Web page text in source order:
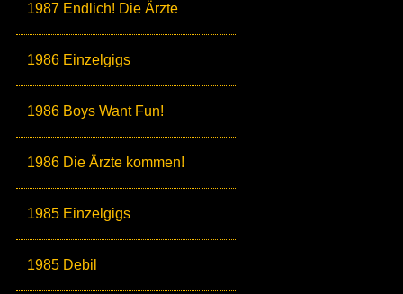
1987 Endlich! Die Ärzte
1986 Einzelgigs
1986 Boys Want Fun!
1986 Die Ärzte kommen!
1985 Einzelgigs
1985 Debil